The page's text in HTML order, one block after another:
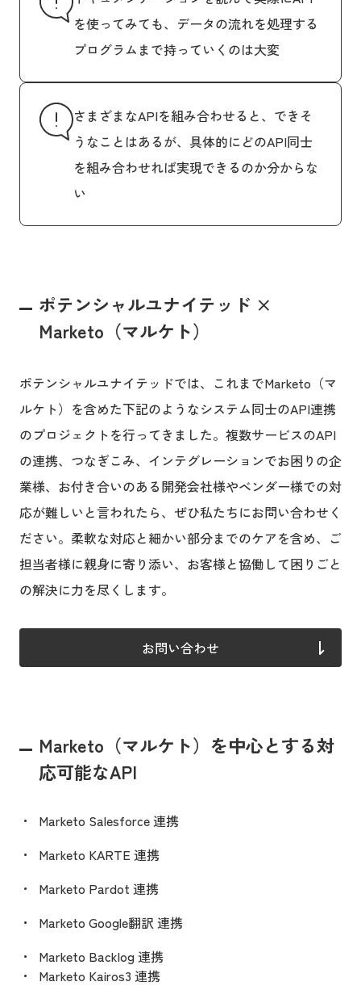
を使ってみても、データの流れを処理する
プログラムまで持っていくのは大変
さまざまなAPIを組み合わせると、できそ
うなことはあるが、具体的にどのAPI同士
を組み合わせれば実現できるのか分からな
い
ポテンシャルユナイテッド ×
Marketo（マルケト）
ポテンシャルユナイテッドでは、これまでMarketo（マ
ルケト）を含めた下記のようなシステム同士のAPI連携
のプロジェクトを行ってきました。複数サービスのAPI
の連携、つなぎこみ、インテグレーションでお困りの企
業様、お付き合いのある開発会社様やベンダー様での対
応が難しいと言われたら、ぜひ私たちにお問い合わせく
ださい。柔軟な対応と細かい部分までのケアを含め、ご
担当者様に親身に寄り添い、お客様と協働して困りごと
の解決に力を尽くします。
お問い合わせ
Marketo（マルケト）を中心とする対
応可能なAPI
Marketo Salesforce 連携
Marketo KARTE 連携
Marketo Pardot 連携
Marketo Google翻訳 連携
Marketo Backlog 連携
Marketo Kairos3 連携